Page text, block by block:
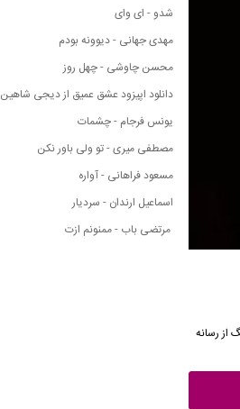
رسانه
شدو - ای وای
مهدی جهانی - دیوونه بودم
محسن چاوشی - چهل روز
دانلود اپیزود عشق عمیق از دیجی شاهین
یونس فرجام - چشمات
مصطفی میری - تو ولی باور نکن
مسعود فراهانی - آواره
اسماعیل ارندان - سردیار
مرتضی باب - ممنونم ازت